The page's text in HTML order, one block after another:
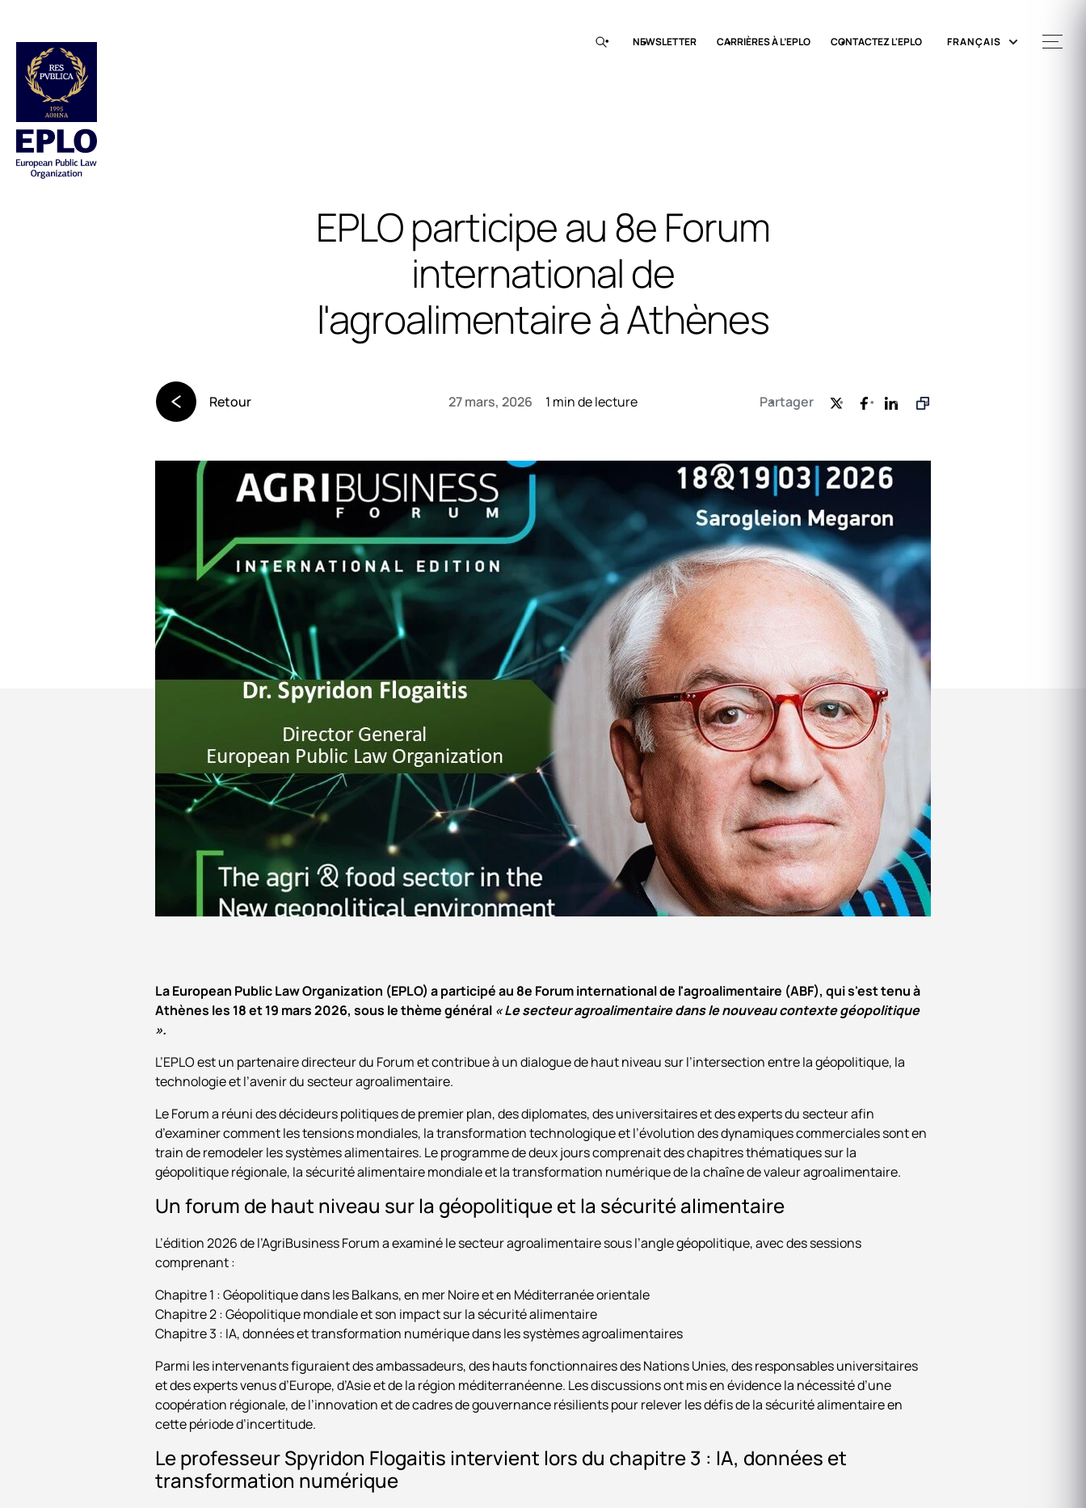
NEWSLETTER CARRIÈRES À L’EPLO CONTACTEZ L'EPLO FRANÇAIS
EPLO participe au 8e Forum
international de
l'agroalimentaire à Athènes
Retour 27 mars, 2026 1 min de lecture Partager
Conférences
La European Public Law Organization (EPLO) a participé au 8e Forum international de l'agroalimentaire (ABF), qui s'est tenu à
Athènes les 18 et 19 mars 2026, sous le thème général « Le secteur agroalimentaire dans le nouveau contexte géopolitique
».
L’EPLO est un partenaire directeur du Forum et contribue à un dialogue de haut niveau sur l’intersection entre la géopolitique, la
technologie et l’avenir du secteur agroalimentaire.
Le Forum a réuni des décideurs politiques de premier plan, des diplomates, des universitaires et des experts du secteur afin
d’examiner comment les tensions mondiales, la transformation technologique et l’évolution des dynamiques commerciales sont en
train de remodeler les systèmes alimentaires. Le programme de deux jours comprenait des chapitres thématiques sur la
géopolitique régionale, la sécurité alimentaire mondiale et la transformation numérique de la chaîne de valeur agroalimentaire.
Un forum de haut niveau sur la géopolitique et la sécurité alimentaire
L’édition 2026 de l’AgriBusiness Forum a examiné le secteur agroalimentaire sous l’angle géopolitique, avec des sessions
comprenant :
Chapitre 1 : Géopolitique dans les Balkans, en mer Noire et en Méditerranée orientale
Chapitre 2 : Géopolitique mondiale et son impact sur la sécurité alimentaire
Chapitre 3 : IA, données et transformation numérique dans les systèmes agroalimentaires
Parmi les intervenants figuraient des ambassadeurs, des hauts fonctionnaires des Nations Unies, des responsables universitaires
et des experts venus d’Europe, d’Asie et de la région méditerranéenne. Les discussions ont mis en évidence la nécessité d’une
coopération régionale, de l’innovation et de cadres de gouvernance résilients pour relever les défis de la sécurité alimentaire en
cette période d’incertitude.
Le professeur Spyridon Flogaitis intervient lors du chapitre 3 : IA, données et
transformation numérique